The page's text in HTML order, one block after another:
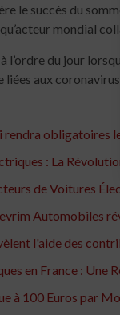
le succès du
mondial
l’ordre du jour
liées aux
rendra obligatoires
: La
de Voitures
Automobiles
l'aide des
en France : Une
à 100 Euros par